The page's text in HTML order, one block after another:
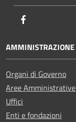
AMMINISTRAZIONE
Organi di Governo
Aree Amministrative
Uffici
Enti e fondazioni